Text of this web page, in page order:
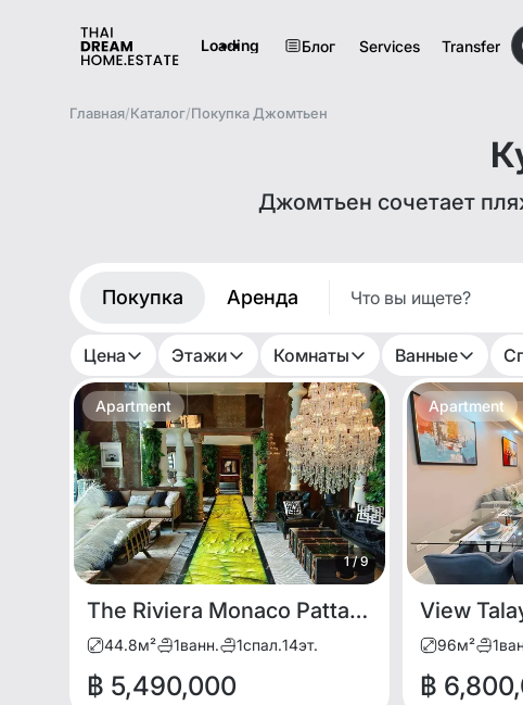
Loading Блог Services Transfer
Главная/Каталог/Покупка Джомтьен
Джомтьен сочетает
Покупка Аренда
Цена Этажи Комнаты Ванные
1/9
Apartment
The Riviera Monaco Pattaya | Luxury Corner Unit with Jacuzzi for RENT and SALE
44.8м² 1ванн. 1спал.14эт.
฿ 5,490,000
Apartment
96м² 1
฿